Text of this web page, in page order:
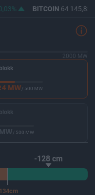
BITCOIN64 145,85
2000 MW
MW/ 500 MW
/ 500 MW
-128 cm